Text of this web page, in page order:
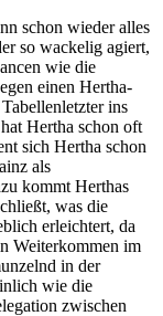
schon wieder alles
so wackelig agiert,
wie die
einen Hertha-
ins
Hertha schon oft
sich Hertha schon
als
kommt Herthas
was die
erleichtert, da
Weiterkommen im
in der
wie die
zwischen